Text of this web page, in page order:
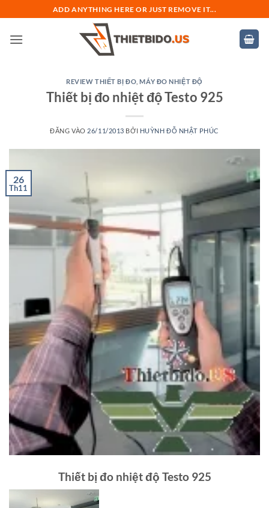
qua
nội
ADD ANYTHING HERE OR JUST REMOVE IT...
REVIEW THIẾT BỊ ĐO ,MÁY ĐO NHIỆT ĐỘ
Thiết bị đo nhiệt độ Testo 925
ĐĂNG VÀO 26/11/2013 BỞI HUỲNH ĐỖ NHẬT PHÚC
26
Th11
Thiết bị đo nhiệt độ Testo 925